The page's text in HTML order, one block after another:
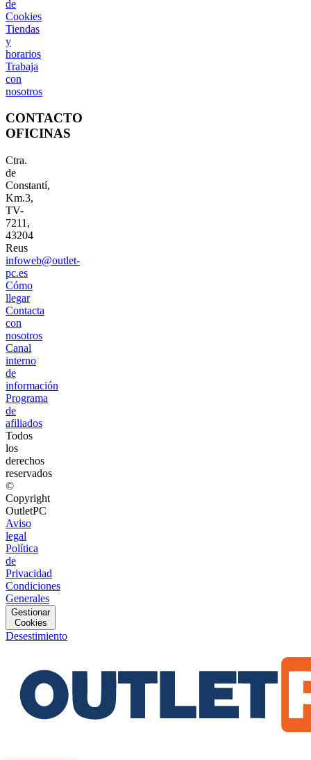
de
Cookies
Tiendas
y
horarios
Trabaja
con
nosotros
CONTACTO
OFICINAS
Ctra.
de
Constantí,
Km.3,
TV-
7211,
43204
Reus
infoweb@outlet-
pc.es
Cómo
llegar
Contacta
con
nosotros
Canal
interno
de
información
Programa
de
afiliados
Todos
los
derechos
reservados
©
Copyright
OutletPC
Aviso
legal
Política
de
Privacidad
Condiciones
Generales
Gestionar
Cookies
Desestimiento